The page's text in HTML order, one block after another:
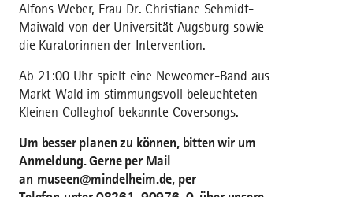
Alfons Weber, Frau Dr. Christiane Schmidt-
Maiwald von der Universität Augsburg sowie
die Kuratorinnen der Intervention.
Ab 21:00 Uhr spielt eine Newcomer-Band aus
Markt Wald im stimmungsvoll beleuchteten
Kleinen Colleghof bekannte Coversongs.
Um besser planen zu können, bitten wir um
Anmeldung. Gerne per Mail
an museen@mindelheim.de, per